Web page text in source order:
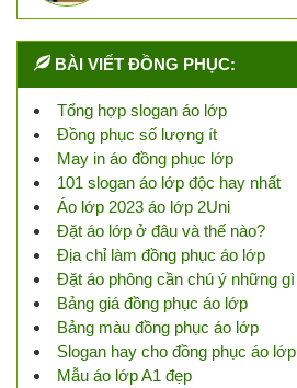
BÀI VIẾT ĐỒNG PHỤC:
Tổng hợp slogan áo lớp
Đồng phục số lượng ít
May in áo đồng phục lớp
101 slogan áo lớp độc hay nhất
Áo lớp 2023 áo lớp 2Uni
Đặt áo lớp ở đâu và thế nào?
Địa chỉ làm đồng phục áo lớp
Đặt áo phông cần chú ý những gì
Bảng giá đồng phục áo lớp
Bảng màu đồng phục áo lớp
Slogan hay cho đồng phục áo lớp
Mẫu áo lớp A1 đẹp